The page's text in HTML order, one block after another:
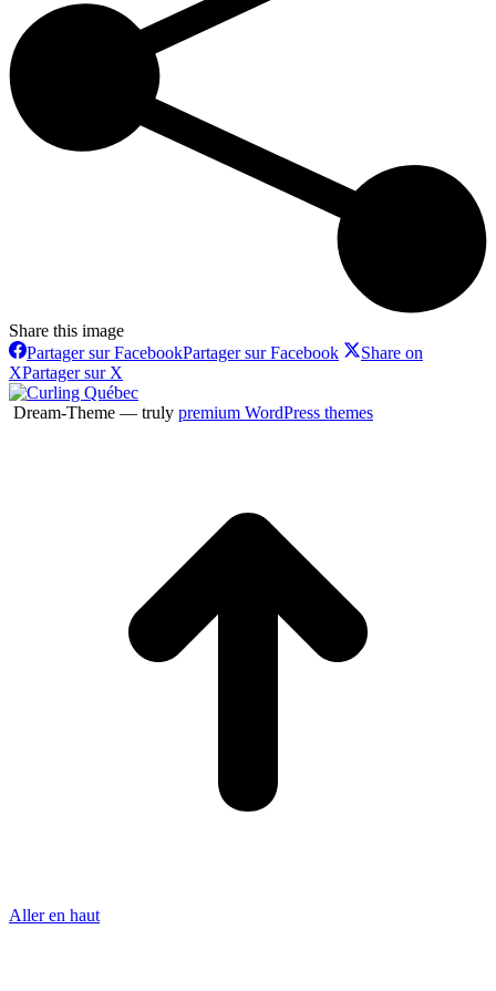
Share this image
Partager sur FacebookPartager sur Facebook
Share on
XPartager sur X
Dream-Theme — truly premium WordPress themes
Aller en haut